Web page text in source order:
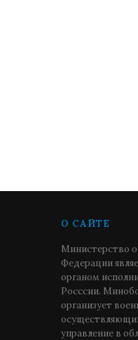
О САЙТЕ
Министерство
Федерации
органом
Росссии.
организует
управление в